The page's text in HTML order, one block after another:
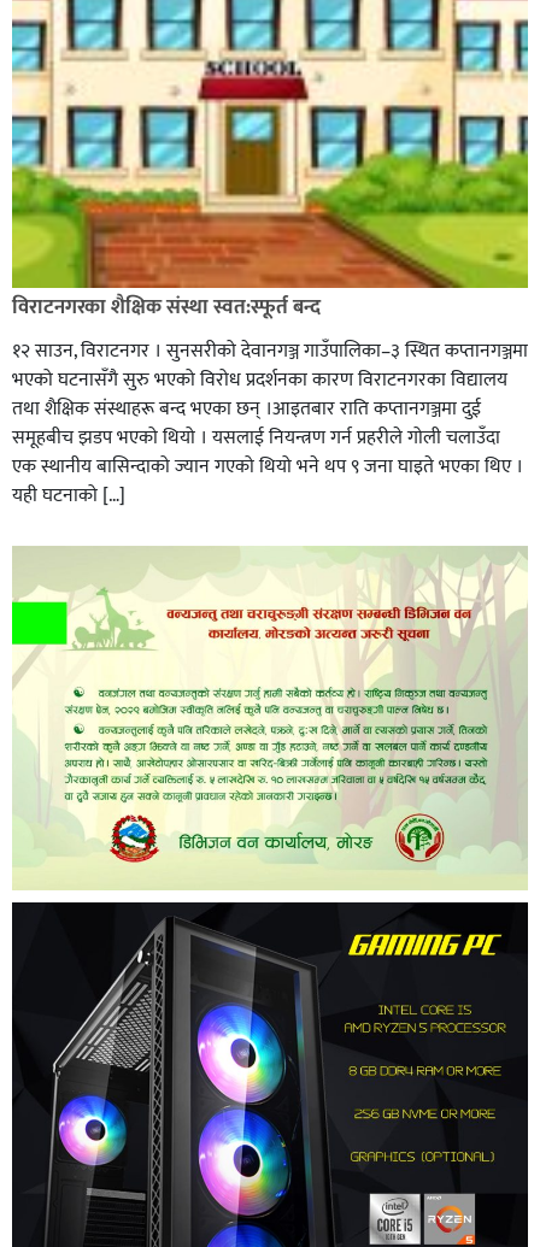
विराटनगरका शैक्षिक संस्था स्वत:स्फूर्त बन्द
१२ साउन, विराटनगर । सुनसरीको देवानगञ्ज गाउँपालिका–३ स्थित कप्तानगञ्जमा
भएको घटनासँगै सुरु भएको विरोध प्रदर्शनका कारण विराटनगरका विद्यालय
तथा शैक्षिक संस्थाहरू बन्द भएका छन् ।आइतबार राति कप्तानगञ्जमा दुई
समूहबीच झडप भएको थियो । यसलाई नियन्त्रण गर्न प्रहरीले गोली चलाउँदा
एक स्थानीय बासिन्दाको ज्यान गएको थियो भने थप ९ जना घाइते भएका थिए ।
यही घटनाको […]